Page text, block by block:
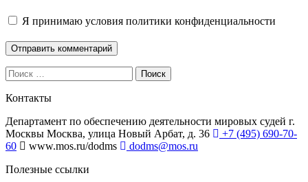
Я принимаю условия политики конфиденциальности
Поиск
Контакты
Департамент по обеспечению деятельности мировых судей г.
Москвы Москва, улица Новый Арбат, д. 36
+7 (495) 690-70-
60
www.mos.ru/dodms
dodms@mos.ru
Полезные ссылки